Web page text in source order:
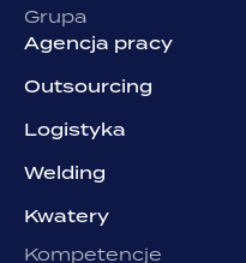
Grupa
Agencja pracy
Outsourcing
Logistyka
Welding
Kwatery
Kompetencje